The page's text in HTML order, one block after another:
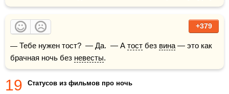
+379
— Тебе нужен тост?  — Да.  — А тост без вина — это как
брачная ночь без невесты.
19 Статусов из фильмов про ночь